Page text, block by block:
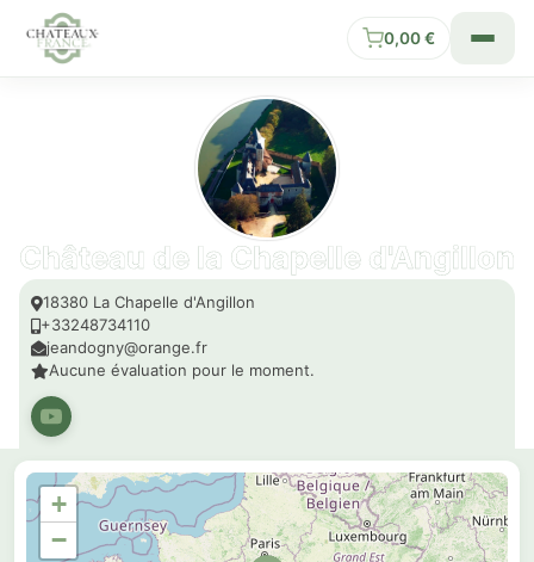
0,00€
Château de la Chapelle d'Angillon
18380 La Chapelle d'Angillon
+33248734110
jeandogny@orange.fr
Aucune évaluation pour le moment.
+
−